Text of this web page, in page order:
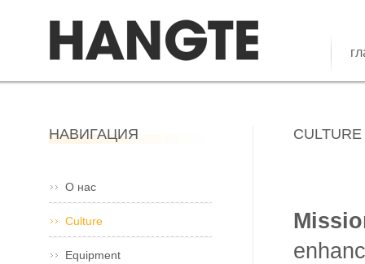
CULTURE
НАВИГАЦИЯ
О нас
Culture
Equipment